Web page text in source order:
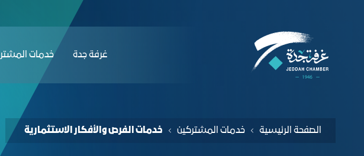
خدمات الفرص والأفكار الاستثمارية - غرفة جدة
ﻏﺮﻓﺔ ﺟﺪة ﺧﺪﻣﺎت
الصفحة الرئيسية خدمات المشتركين خدمات الفرص والأفكار الاستثمارية